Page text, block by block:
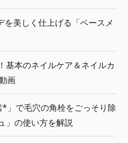
を美しく仕上げる「ベースメ
基本のネイルケア＆ネイルカ
画
」で毛穴の角栓をごっそり除
」の使い方を解説